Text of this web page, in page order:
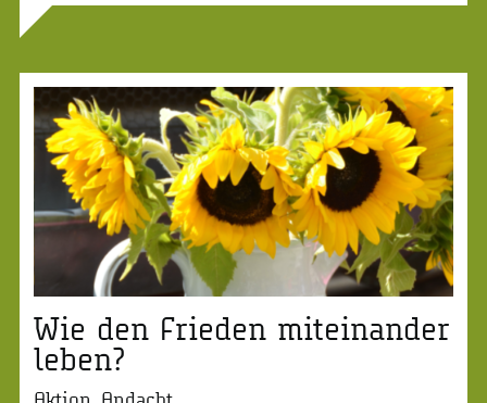
Wie den Frieden miteinander
leben?